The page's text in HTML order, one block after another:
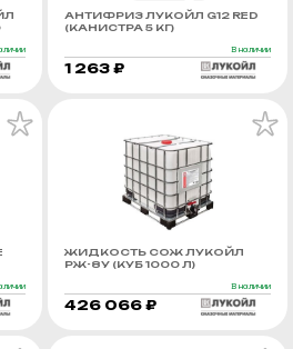
АНТИФРИЗ ЛУКОЙЛ G12 RED
(КАНИСТРА 5 КГ)
В наличии
1 263 ₽
ЖИДКОСТЬ СОЖ ЛУКОЙЛ
РЖ-8У (КУБ 1000 Л)
В наличии
426 066 ₽